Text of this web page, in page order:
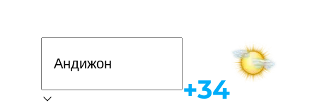
Об-ҳаво
+34